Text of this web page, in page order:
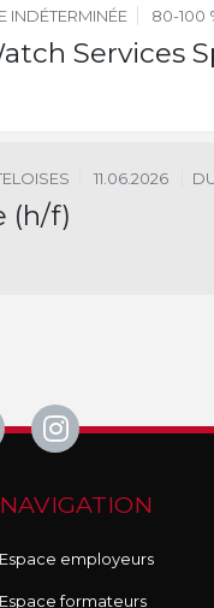
INDÉTERMINÉE 80-100
Services
11.06.2026
(h/f)
NAVIGATION
Espace employeurs
Espace formateurs